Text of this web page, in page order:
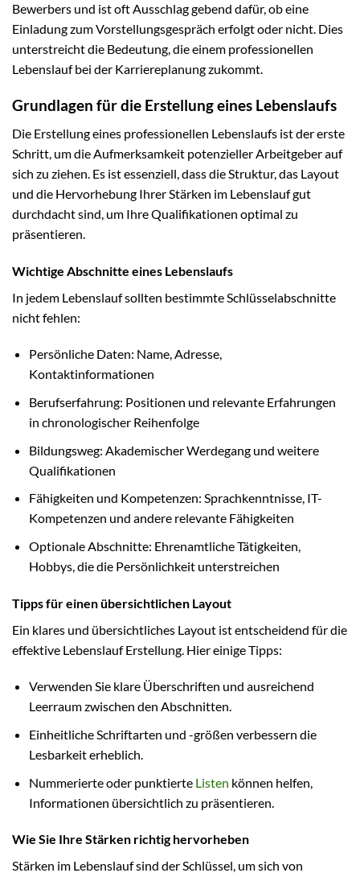
Bewerbers und ist oft Ausschlag gebend dafür, ob eine
Einladung zum Vorstellungsgespräch erfolgt oder nicht. Dies
unterstreicht die Bedeutung, die einem professionellen
Lebenslauf bei der Karriereplanung zukommt.
Grundlagen für die Erstellung eines Lebenslaufs
Die Erstellung eines professionellen Lebenslaufs ist der erste
Schritt, um die Aufmerksamkeit potenzieller Arbeitgeber auf
sich zu ziehen. Es ist essenziell, dass die Struktur, das Layout
und die Hervorhebung Ihrer Stärken im Lebenslauf gut
durchdacht sind, um Ihre Qualifikationen optimal zu
präsentieren.
Wichtige Abschnitte eines Lebenslaufs
In jedem Lebenslauf sollten bestimmte Schlüsselabschnitte
nicht fehlen:
Persönliche Daten: Name, Adresse,
Kontaktinformationen
Berufserfahrung: Positionen und relevante Erfahrungen
in chronologischer Reihenfolge
Bildungsweg: Akademischer Werdegang und weitere
Qualifikationen
Fähigkeiten und Kompetenzen: Sprachkenntnisse, IT-
Kompetenzen und andere relevante Fähigkeiten
Optionale Abschnitte: Ehrenamtliche Tätigkeiten,
Hobbys, die die Persönlichkeit unterstreichen
Tipps für einen übersichtlichen Layout
Ein klares und übersichtliches Layout ist entscheidend für die
effektive Lebenslauf Erstellung. Hier einige Tipps:
Verwenden Sie klare Überschriften und ausreichend
Leerraum zwischen den Abschnitten.
Einheitliche Schriftarten und -größen verbessern die
Lesbarkeit erheblich.
Nummerierte oder punktierte Listen können helfen,
Informationen übersichtlich zu präsentieren.
Wie Sie Ihre Stärken richtig hervorheben
Stärken im Lebenslauf sind der Schlüssel, um sich von